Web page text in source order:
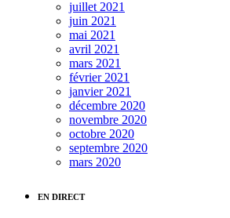
juillet 2021
juin 2021
mai 2021
avril 2021
mars 2021
février 2021
janvier 2021
décembre 2020
novembre 2020
octobre 2020
septembre 2020
mars 2020
EN DIRECT